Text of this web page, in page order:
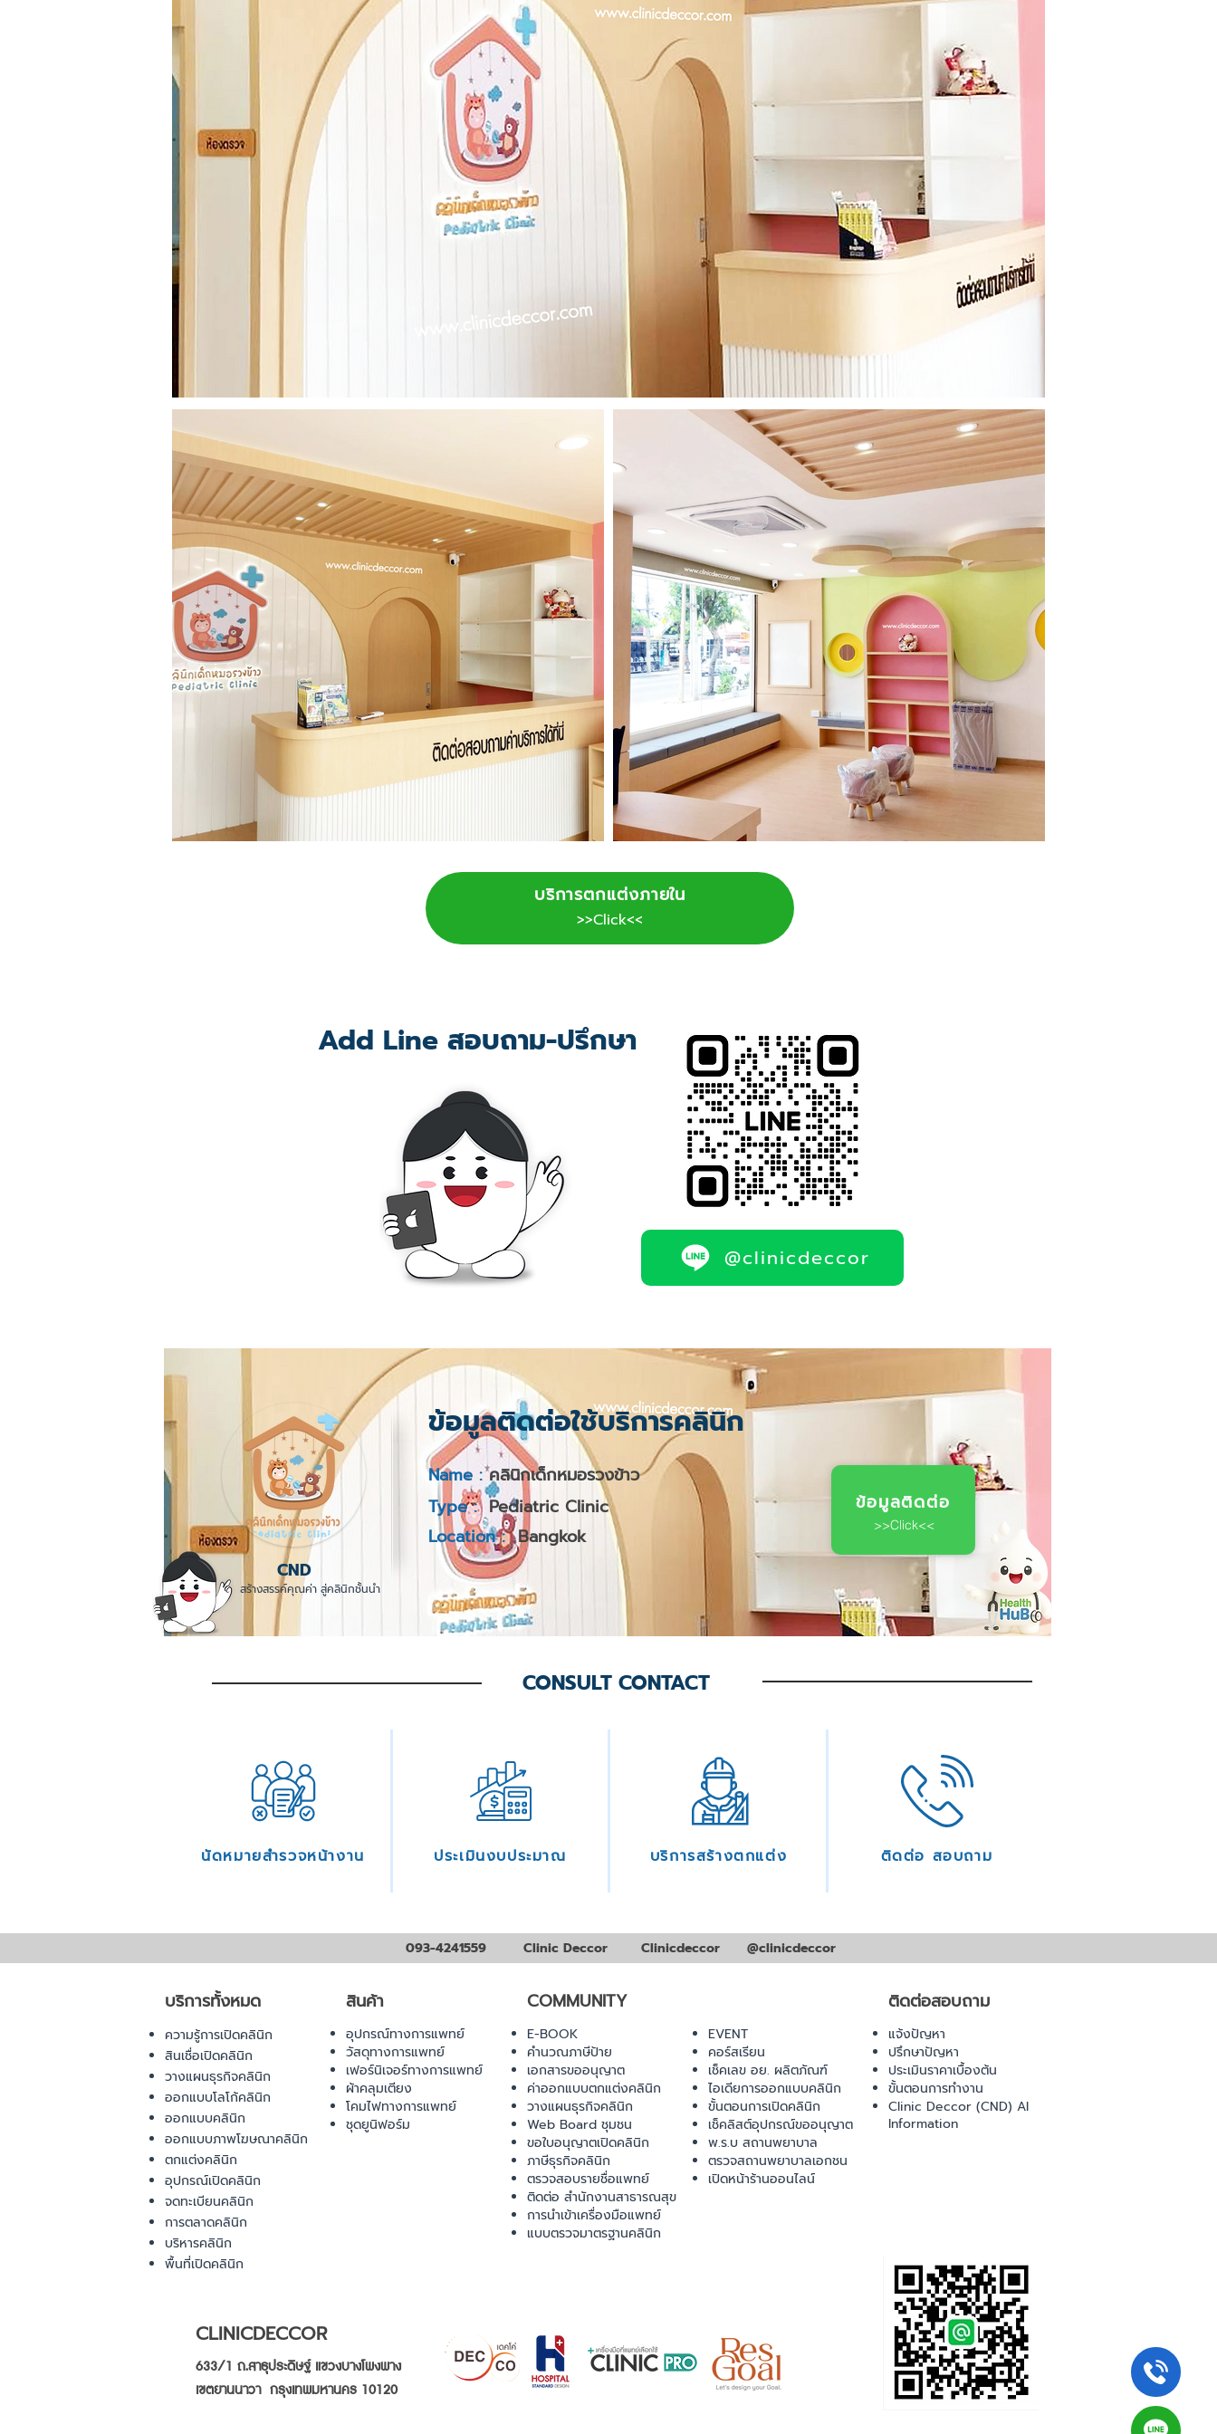
บริการตกแต่งภายใน
>>Click<<
@clinicdeccor
Add Line สอบถาม-ปรึกษา
CND
ข้อมูลติดต่อใช้บริการคลินิก
Name : คลินิกเด็กหมอรวงข้าว
Type : Pediatric Clinic
Location : Bangkok
ข้อมูลติดต่อ
>>Click<<
สร้างสรรค์คุณค่า สู่คลินิกชั้นนำ
CONSULT CONTACT
นัดหมายสำรวจหน้างาน ประเมินงบประมาณ บริการสร้างตกแต่ง ติดต่อ สอบถาม
093-4241559 Clinic Deccor Clinicdeccor @clinicdeccor
บริการทั้งหมด
ความรู้การเปิดคลินิก
สินเชื่อเปิดคลินิก
วางแผนธุรกิจคลินิก
ออกแบบโลโก้คลินิก
ออกแบบคลินิก
ออกแบบภาพโฆษณาคลินิก
ตกแต่งคลินิก
อุปกรณ์เปิดคลินิก
จดทะเบียนคลินิก
การตลาดคลินิก
บริหารคลินิก
พื้นที่เปิดคลินิก
สินค้า
อุปกรณ์ทางการแพทย์
วัสดุทางการแพทย์
เฟอร์นิเจอร์ทางการแพทย์
ผ้าคลุมเตียง
โคมไฟทางการแพทย์
ชุดยูนิฟอร์ม
COMMUNITY
E-BOOK
คำนวณภาษีป้าย
เอกสารขออนุญาต
ค่าออกแบบตกแต่งคลินิก
วางแผนธุรกิจคลินิก
Web Board ชุมชน
ขอใบอนุญาตเปิดคลินิก
ภาษีธุรกิจคลินิก
ตรวจสอบรายชื่อแพทย์
ติดต่อ สำนักงานสาธารณสุข
การนำเข้าเครื่องมือแพทย์
แบบตรวจมาตรฐานคลินิก
CLINICDECCOR
633/1 ถ.สาธุประดิษฐ์ แขวงบางโพงพาง
เขตยานนาวา กรุงเทพมหานคร 10120
ติดต่อสอบถาม
EVENT
คอร์สเรียน
เช็คเลข อย. ผลิตภัณฑ์
ไอเดียการออกแบบคลินิก
ขั้นตอนการเปิดคลินิก
เช็คลิสต์อุปกรณ์ขออนุญาต
พ.ร.บ สถานพยาบาล
ตรวจสถานพยาบาลเอกชน
เปิดหน้าร้านออนไลน์
แจ้งปัญหา
ปรึกษาปัญหา
ประเมินราคาเบื้องต้น
ขั้นตอนการทำงาน
Clinic Deccor (CND) AI
Information